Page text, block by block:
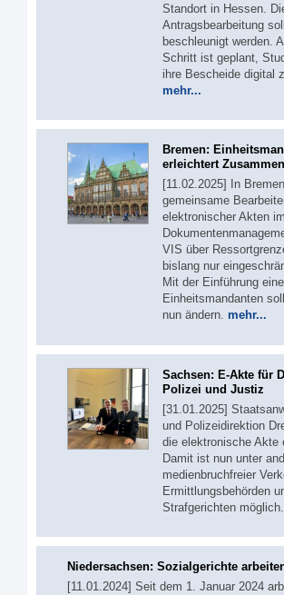
Standort in Hessen.
Antragsbearbeitung
beschleunigt werden.
Schritt ist geplant,
ihre Bescheide digital
mehr...
Bremen:
erleichtert
[11.02.2025] In
gemeinsame
elektronischer Akten im
VIS über
bislang nur
Mit der Einführung
Einheitsmandanten
nun ändern. mehr...
Sachsen: E-Akte für
Polizei und Justiz
[31.01.2025]
und Polizeidirektion
die elektronische Akte
Damit ist nun unter
medienbruchfreier
Ermittlungsbehörden
Strafgerichten möglich.
Niedersachsen: Sozialgerichte
[11.01.2024] Seit dem 1. Januar 2024